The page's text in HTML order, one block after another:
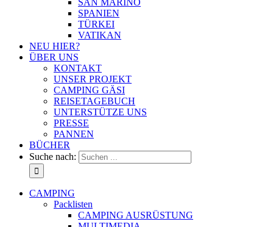
SAN MARINO
SPANIEN
TÜRKEI
VATIKAN
NEU HIER?
ÜBER UNS
KONTAKT
UNSER PROJEKT
CAMPING GÄSI
REISETAGEBUCH
UNTERSTÜTZE UNS
PRESSE
PANNEN
BÜCHER
Suche nach:
CAMPING
Packlisten
CAMPING AUSRÜSTUNG